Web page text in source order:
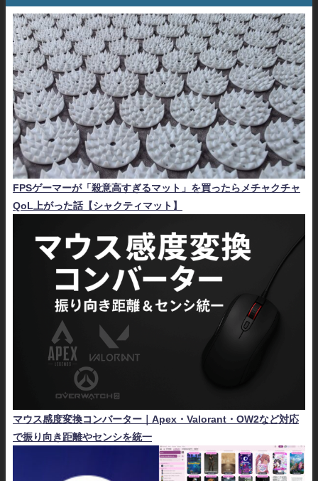
FPSゲーマーが「殺意高すぎるマット」を買ったらメチャクチャ
QoL上がった話【シャクティマット】
マウス感度変換コンバーター｜Apex・Valorant・OW2など対応
で振り向き距離やセンシを統一